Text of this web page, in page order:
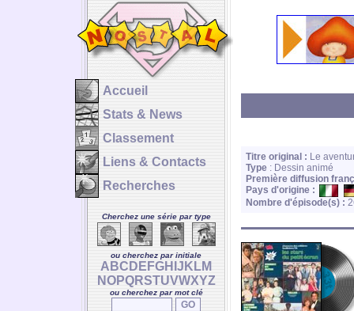
Accueil
Stats & News
Classement
Liens & Contacts
Recherches
Cherchez une série par type
ou cherchez par initiale
A BC D E FGH J K LM
NOPQRSTUVWXYZ
ou cherchez par mot clé
Titre original : Le
Type : Dessin animé
Première diffusion
Pays d'origine :
Nombre d'épisode(s) :